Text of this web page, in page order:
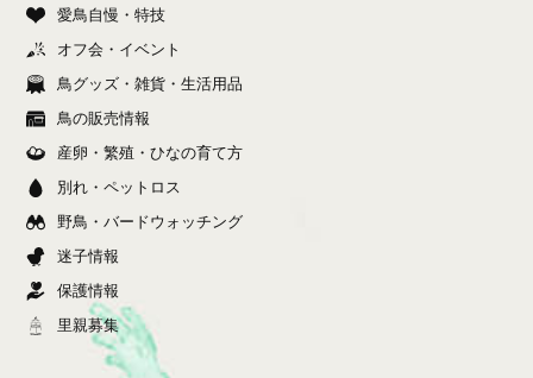
愛鳥自慢・特技
オフ会・イベント
鳥グッズ・雑貨・生活用品
鳥の販売情報
産卵・繁殖・ひなの育て方
別れ・ペットロス
野鳥・バードウォッチング
迷子情報
保護情報
里親募集